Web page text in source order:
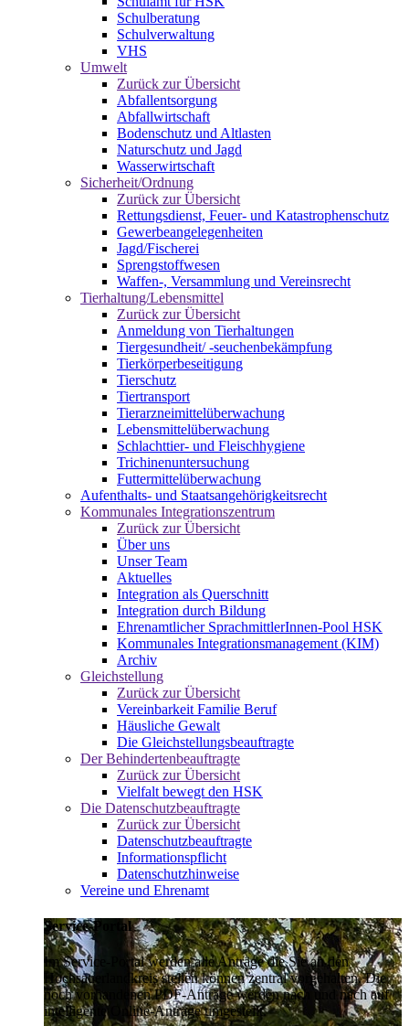
Schulberatung
Schulverwaltung
VHS
Umwelt
Zurück zur Übersicht
Abfallentsorgung
Abfallwirtschaft
Bodenschutz und Altlasten
Naturschutz und Jagd
Wasserwirtschaft
Sicherheit/Ordnung
Zurück zur Übersicht
Rettungsdienst, Feuer- und Katastrophenschutz
Gewerbeangelegenheiten
Jagd/Fischerei
Sprengstoffwesen
Waffen-, Versammlung und Vereinsrecht
Tierhaltung/Lebensmittel
Zurück zur Übersicht
Anmeldung von Tierhaltungen
Tiergesundheit/ -seuchenbekämpfung
Tierkörperbeseitigung
Tierschutz
Tiertransport
Tierarzneimittelüberwachung
Lebensmittelüberwachung
Schlachttier- und Fleischhygiene
Trichinenuntersuchung
Futtermittelüberwachung
Aufenthalts- und Staatsangehörigkeitsrecht
Kommunales Integrationszentrum
Zurück zur Übersicht
Über uns
Unser Team
Aktuelles
Integration als Querschnitt
Integration durch Bildung
Ehrenamtlicher SprachmittlerInnen-Pool HSK
Kommunales Integrationsmanagement (KIM)
Archiv
Gleichstellung
Zurück zur Übersicht
Vereinbarkeit Familie Beruf
Häusliche Gewalt
Die Gleichstellungsbeauftragte
Der Behindertenbeauftragte
Zurück zur Übersicht
Vielfalt bewegt den HSK
Die Datenschutzbeauftragte
Zurück zur Übersicht
Datenschutzbeauftragte
Informationspflicht
Datenschutzhinweise
Vereine und Ehrenamt
Service-Portal
Im Service-Portal werden alle Anträge die Sie an den
Hochsauerlandkreis stellen können zentral vorgehalten. Die
noch vorhandenen PDF-Anträge werden nach und nach auf
intelligente Online-Anträge umgestellt.